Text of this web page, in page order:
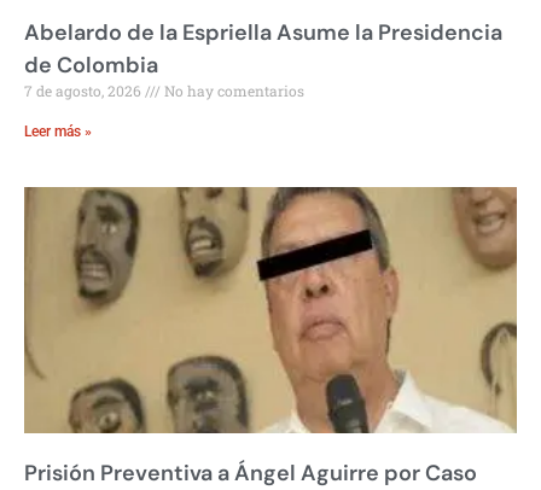
Abelardo de la Espriella Asume la Presidencia
de Colombia
7 de agosto, 2026 No hay comentarios
Leer más »
Prisión Preventiva a Ángel Aguirre por Caso